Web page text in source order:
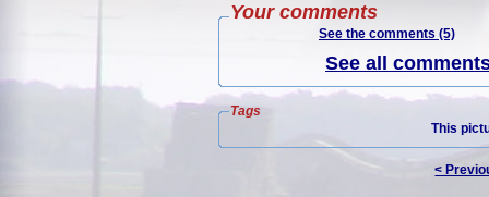
Your comments
See the comments (5)
See all
Tags
This
<